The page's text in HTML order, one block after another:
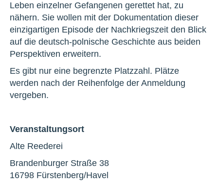
Leben einzelner Gefangenen gerettet hat, zu
nähern. Sie wollen mit der Dokumentation dieser
einzigartigen Episode der Nachkriegszeit den Blick
auf die deutsch-polnische Geschichte aus beiden
Perspektiven erweitern.
Es gibt nur eine begrenzte Platzzahl. Plätze
werden nach der Reihenfolge der Anmeldung
vergeben.
Veranstaltungsort
Alte Reederei
Brandenburger Straße 38
16798 Fürstenberg/Havel